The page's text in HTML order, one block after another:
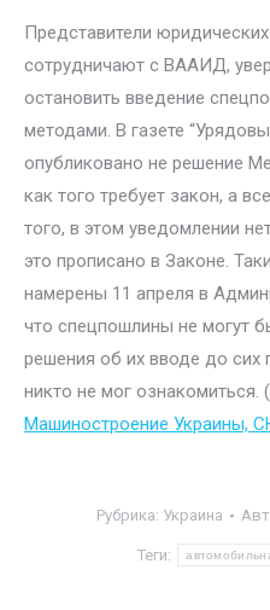
Представители
сотрудничают с ВААИД,
остановить введение
методами. В газете
опубликовано не решение
как того требует закон, а
того, в этом уведомлении
это прописано в Законе.
намерены 11 апреля в
что спецпошлины не могут
решения об их вводе до сих
никто не мог
Машиностроение Украины,
Рубрика: Украина
Теги: